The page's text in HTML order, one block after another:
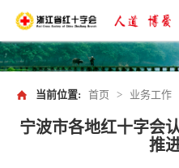
当前位置: 首页 > 业务工作
宁波市各地红十字会
推